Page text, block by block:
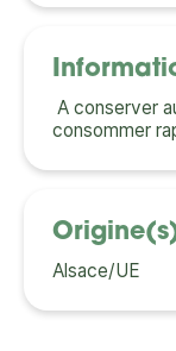
A conserver
consommer
Alsace/UE